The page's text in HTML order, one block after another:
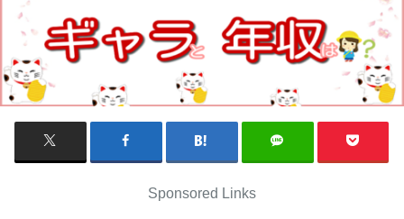
Sponsored Links